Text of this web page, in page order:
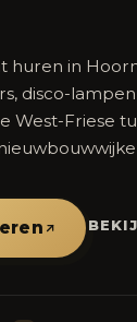
huren in
disco-
West-Friese